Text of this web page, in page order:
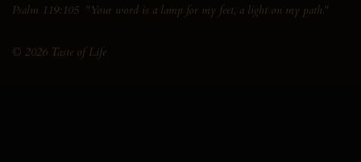
Psalm 119:105 "Your word is a lamp for my feet, a light on my path."
© 2026 Taste of Life